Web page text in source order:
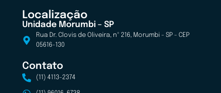
Localização
Unidade Morumbi – SP
Rua Dr. Clovis de Oliveira, nº 216, Morumbi - SP - CEP
05616-130
Contato
(11) 4113-2374